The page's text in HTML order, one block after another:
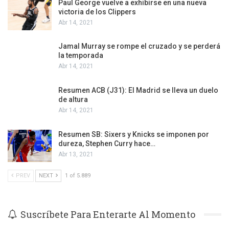
Paul George vuelve a exhibirse en una nueva
victoria de los Clippers
Abr 14, 2021
Jamal Murray se rompe el cruzado y se perderá
la temporada
Abr 14, 2021
Resumen ACB (J31): El Madrid se lleva un duelo
de altura
Abr 14, 2021
Resumen SB: Sixers y Knicks se imponen por
dureza, Stephen Curry hace…
Abr 13, 2021
PREV NEXT 1 of 5.889
Suscríbete Para Enterarte Al Momento